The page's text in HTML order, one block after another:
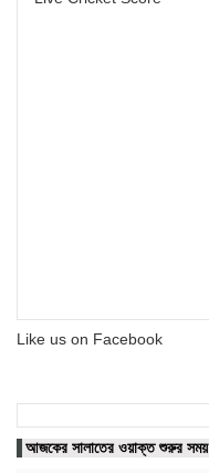
Like us on Facebook
আজকের সালাতের ওয়াক্ত শুরুর সময়